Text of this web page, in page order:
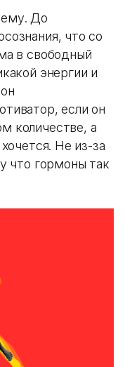
До
что со
в свободный
энергии и
если он
количестве, а
Не из-за
что гормоны так